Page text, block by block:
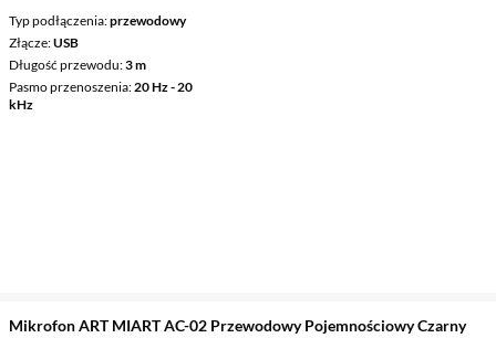
Typ podłączenia przewodowy
Złącze USB
Długość przewodu 3 m
Pasmo przenoszenia 20 Hz - 20
kHz
Mikrofon ART MIART AC-02 Przewodowy Pojemnościowy Czarny